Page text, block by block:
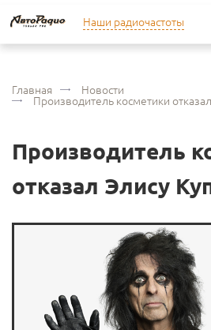
Наши радиочастоты
Главная Новости
Производитель косметики
Производитель
отказал Элису